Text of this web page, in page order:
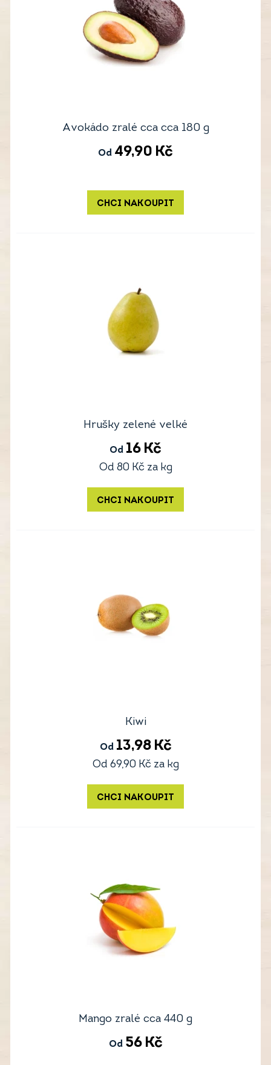
Avokádo zralé cca cca 180 g
Od 49,90 Kč
CHCI NAKOUPIT
Hrušky zelené velké
Od 16 Kč
Od 80 Kč za kg
CHCI NAKOUPIT
Kiwi
Od 13,98 Kč
Od 69,90 Kč za kg
CHCI NAKOUPIT
Mango zralé cca 440 g
Od 56 Kč